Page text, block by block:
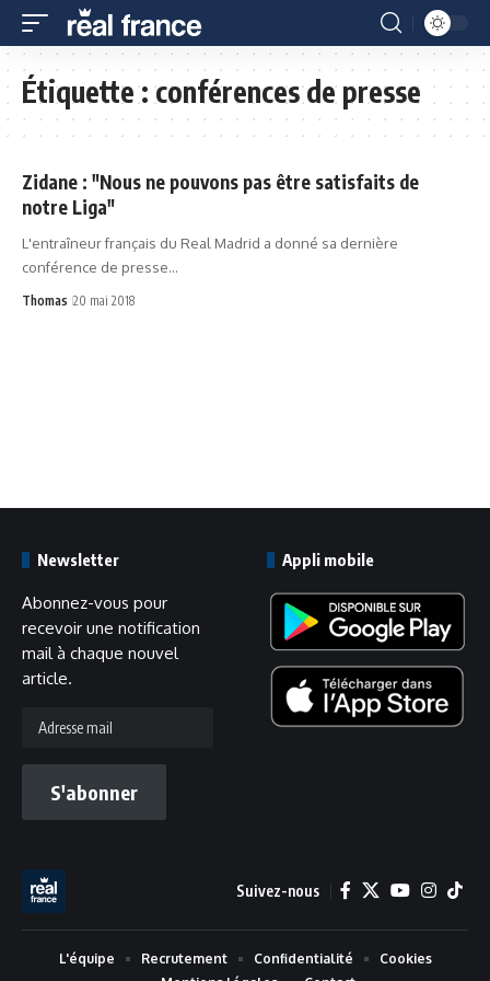
Étiquette :conférences de presse
Zidane : "Nous ne pouvons pas être satisfaits de
notre Liga"
L'entraîneur français du Real Madrid a donné sa dernière
conférence de presse…
Thomas 20 mai 2018
Newsletter
Abonnez-vous pour
recevoir une notification
mail à chaque nouvel
article.
mail
S'abonner
Appli mobile
Suivez-nous
L'équipe Recrutement Confidentialité
Cookies